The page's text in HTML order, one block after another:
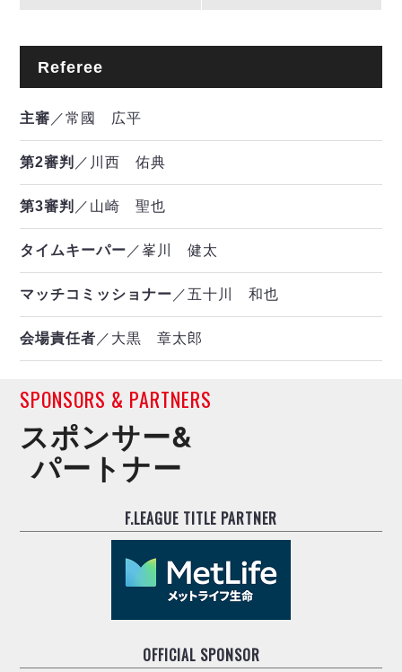
Referee
主審 ／常國 広平
第2審判 ／川西 佑典
第3審判 ／山崎 聖也
タイムキーパー ／峯川 健太
マッチコミッショナー ／五十川 和也
会場責任者 ／大黒 章太郎
SPONSORS & PARTNERS
スポンサー&
パートナー
F.LEAGUE TITLE PARTNER
OFFICIAL SPONSOR